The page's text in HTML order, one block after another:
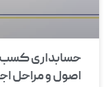
حسابداری
اصول و مراحل